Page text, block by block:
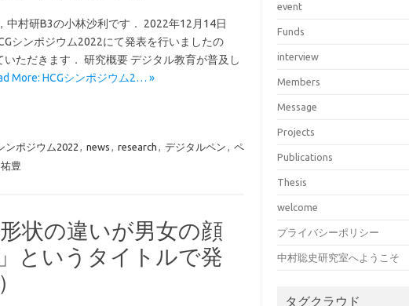
中村研B3の小林沙利です． 2022年12月14日
シンポジウム2022にて発表を行いましたの
ただきます． 研究概要 デジタル教育が普及し
More: HCGシンポジウム2… »
ンポジウム2022 , news , research , デジタルペン , ペ
豊
状の違いが男女の顔
というタイトルで発
event
Funds
interview
Members
Message
Projects
Publications
Thesis
welcome
プライバシーポリシー
中村聡史研究室へようこそ
タグクラウド